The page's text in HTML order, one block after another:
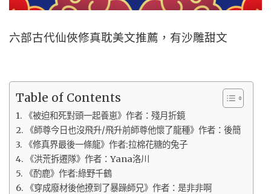
六部古代仙俠修真耽美文推薦，有沙雕甜文
Table of Contents
《被迫和死對頭一起養崽》作者：殘月折鏡
《師尊今日也沒飛升/飛升前師尊他懷了龍種》作者：後簡
《修真界最後一條龍》作者:拉棉花糖的兔子
《洪荒拆遷隊》作者：Yana洛川
《酌鹿》作者:綠野千鶴
《穿成廢材後他撩到了暴躁師兄》作者：是非非啊